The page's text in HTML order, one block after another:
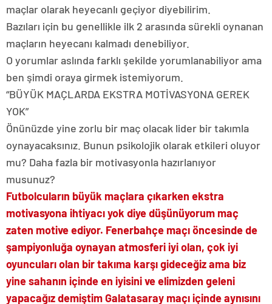
maçlar olarak heyecanlı geçiyor diyebilirim.
Bazıları için bu genellikle ilk 2 arasında sürekli oynanan
maçların heyecanı kalmadı denebiliyor.
O yorumlar aslında farklı şekilde yorumlanabiliyor ama
ben şimdi oraya girmek istemiyorum.
“BÜYÜK MAÇLARDA EKSTRA MOTİVASYONA GEREK
YOK”
Önünüzde yine zorlu bir maç olacak lider bir takımla
oynayacaksınız. Bunun psikolojik olarak etkileri oluyor
mu? Daha fazla bir motivasyonla hazırlanıyor
musunuz?
Futbolcuların büyük maçlara çıkarken ekstra
motivasyona ihtiyacı yok diye düşünüyorum maç
zaten motive ediyor. Fenerbahçe maçı öncesinde de
şampiyonluğa oynayan atmosferi iyi olan, çok iyi
oyuncuları olan bir takıma karşı gideceğiz ama biz
yine sahanın içinde en iyisini ve elimizden geleni
yapacağız demiştim Galatasaray maçı içinde aynısını